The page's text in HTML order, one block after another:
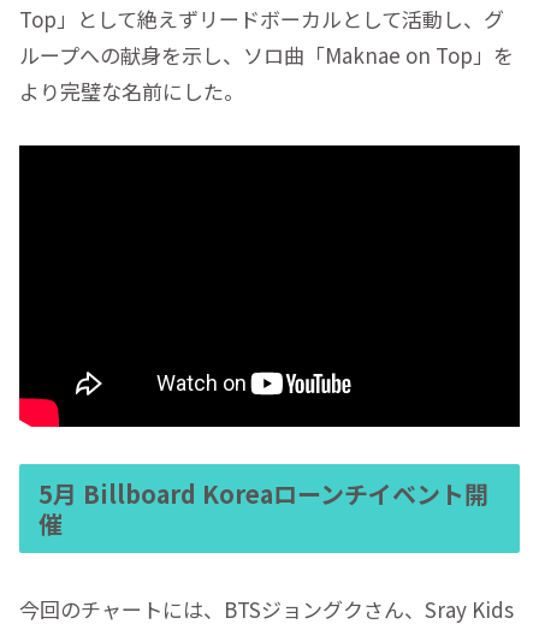
Top」として絶えずリードボーカルとして活動し、グ
ループへの献身を示し、ソロ曲「Maknae on Top」を
より完璧な名前にした。
5月 Billboard Koreaローンチイベント開
催
今回のチャートには、BTSジョングクさん、Sray Kids